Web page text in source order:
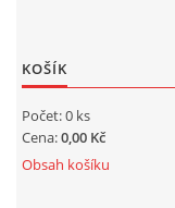
KOŠÍK
Počet: 0 ks
Cena:0,00 Kč
Obsah košíku